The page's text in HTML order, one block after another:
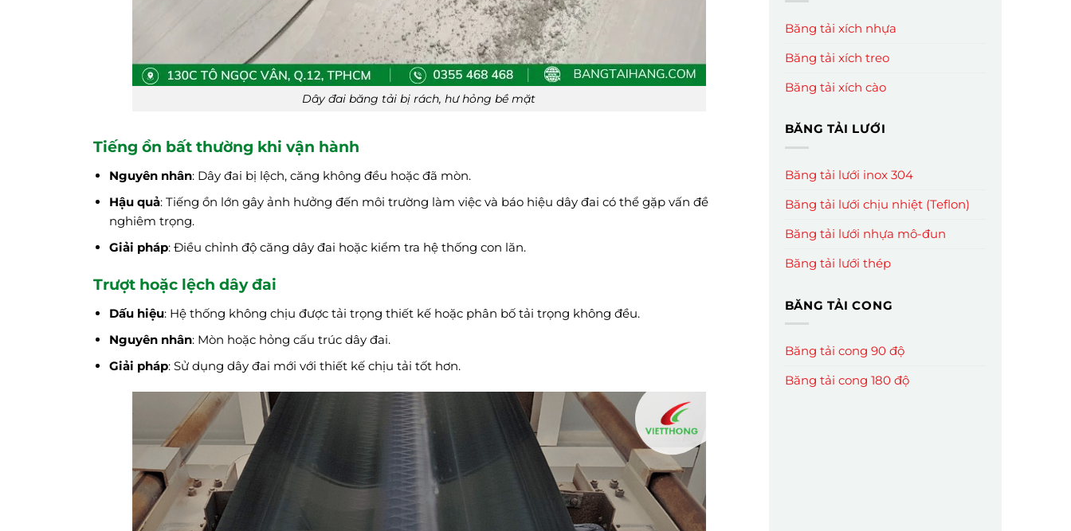
Dây đai băng tải bị rách, hư hỏng bề mặt
Tiếng ồn bất thường khi vận hành
Nguyên nhân: Dây đai bị lệch, căng không đều hoặc đã mòn.
Hậu quả: Tiếng ồn lớn gây ảnh hưởng đến môi trường làm việc và báo hiệu dây đai có thể gặp vấn đề
nghiêm trọng.
Giải pháp: Điều chỉnh độ căng dây đai hoặc kiểm tra hệ thống con lăn.
Trượt hoặc lệch dây đai
Dấu hiệu: Hệ thống không chịu được tải trọng thiết kế hoặc phân bố tải trọng không đều.
Nguyên nhân: Mòn hoặc hỏng cấu trúc dây đai.
Giải pháp: Sử dụng dây đai mới với thiết kế chịu tải tốt hơn.
Băng tải xích nhựa
Băng tải xích treo
Băng tải xích cào
BĂNG TẢI LƯỚI
Băng tải lưới inox 304
Băng tải lưới chịu nhiệt (Teflon)
Băng tải lưới nhựa mô-đun
Băng tải lưới thép
BĂNG TẢI CONG
Băng tải cong 90 độ
Băng tải cong 180 độ